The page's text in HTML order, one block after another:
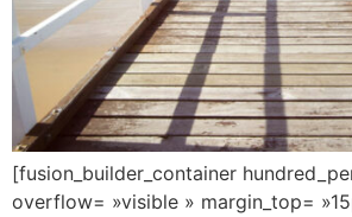
[fusion_builder_container
overflow= »visible » margin_top=